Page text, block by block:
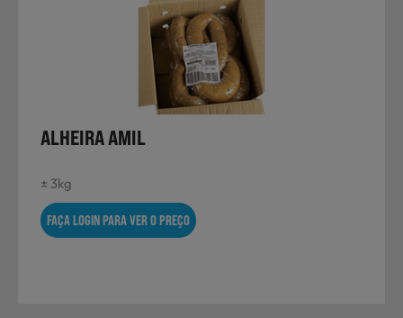
Não Alimentares
Refeições Prontas
Charcutaria e Enchidos
ALHEIRA AMIL
± 3kg
FAÇA LOGIN PARA VER O PREÇO